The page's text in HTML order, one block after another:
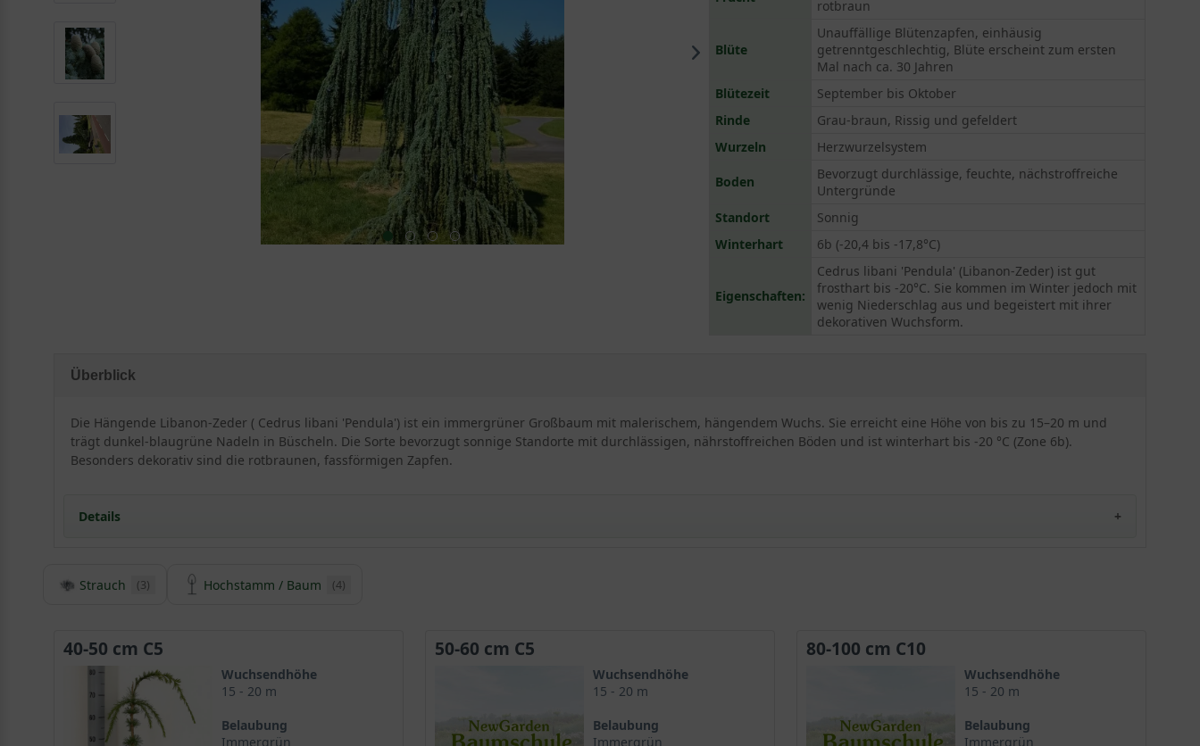
rotbraun
Blüte
Unauffällige Blütenzapfen, einhäusig
getrenntgeschlechtig, Blüte erscheint zum ersten
Mal nach ca. 30 Jahren
Blütezeit
September bis Oktober
Rinde
Grau-braun, Rissig und gefeldert
Wurzeln
Herzwurzelsystem
Boden
Bevorzugt durchlässige, feuchte, nächstroffreiche
Untergründe
Standort
Sonnig
Winterhart
6b (-20,4 bis -17,8°C)
Eigenschaften:
Cedrus libani 'Pendula' (Libanon-Zeder) ist gut
frosthart bis -20°C. Sie kommen im Winter jedoch mit
wenig Niederschlag aus und begeistert mit ihrer
dekorativen Wuchsform.
Überblick
Die Hängende Libanon-Zeder ( Cedrus libani 'Pendula') ist ein immergrüner Großbaum mit malerischem, hängendem Wuchs. Sie erreicht eine Höhe von bis zu 15–20 m und
trägt dunkel-blaugrüne Nadeln in Büscheln. Die Sorte bevorzugt sonnige Standorte mit durchlässigen, nährstoffreichen Böden und ist winterhart bis -20 °C (Zone 6b).
Besonders dekorativ sind die rotbraunen, fassförmigen Zapfen.
Details
Die Libanon-Zeder ist ein zukunftsträchtiger Klimawandelbaum
Der Stamm der Libanon-Zeder wird zunehmend dunkel und rissig
Die Nadeln der Cedrus libani ‘Pendula‘ funkeln blaugrün und strahlen Frische aus
Dezente Blütenzapfen der Cedrus libani ‘Pendula‘ verfügen über wenig Zierwert
Die Zapfen der Cedrus libani ‘Pendula‘ sind rotbraun und sehr dekorativ
Der optimale Standort für die Hängende Libanon-Zeder
Strauch (3) Hochstamm / Baum (4)
40-50 cm C5
Wuchsendhöhe
15 - 20 m
Belaubung
Immergrün
50-60 cm C5
Wuchsendhöhe
15 - 20 m
Belaubung
Immergrün
80-100 cm C10
Wuchsendhöhe
15 - 20 m
Belaubung
Immergrün